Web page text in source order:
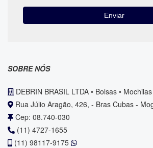
SOBRE NÓS
DEBRIN BRASIL LTDA • Bolsas •
Rua Júlio Aragão, 426, - Bras Cubas -
Cep: 08.740-030
(11) 4727-1655
(11) 98117-9175